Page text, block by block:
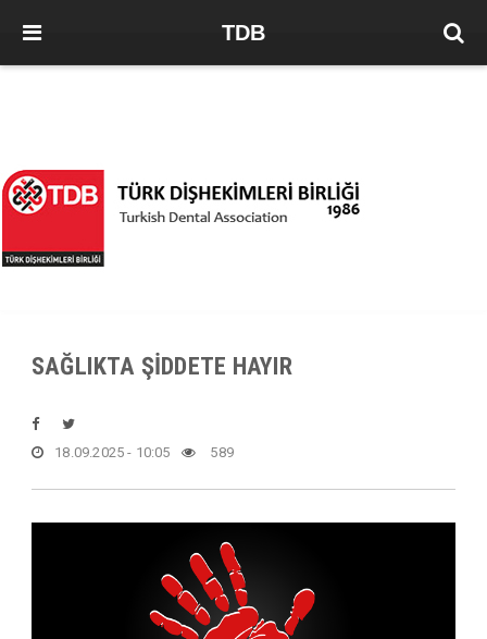
TDB
SAĞLIKTA ŞİDDETE HAYIR
18.09.2025 - 10:05 589